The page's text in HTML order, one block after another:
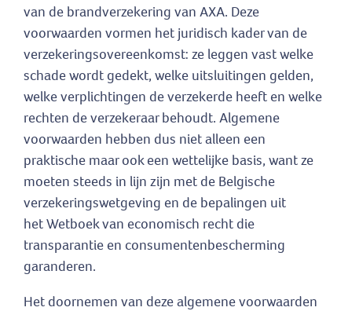
van de brandverzekering van AXA. Deze
voorwaarden vormen het juridisch kader van de
verzekeringsovereenkomst: ze leggen vast welke
schade wordt gedekt, welke uitsluitingen gelden,
welke verplichtingen de verzekerde heeft en welke
rechten de verzekeraar behoudt. Algemene
voorwaarden hebben dus niet alleen een
praktische maar ook een wettelijke basis, want ze
moeten steeds in lijn zijn met de Belgische
verzekeringswetgeving en de bepalingen uit
het Wetboek van economisch recht die
transparantie en consumentenbescherming
garanderen.
Het doornemen van deze algemene voorwaarden